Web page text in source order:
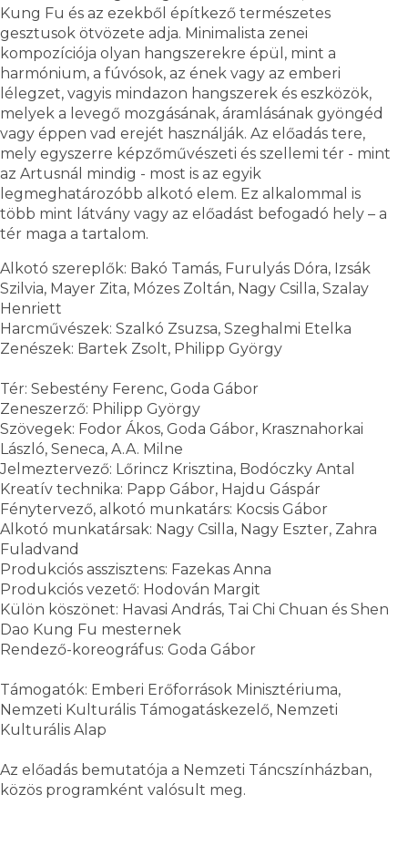
Kung Fu és az ezekből építkező természetes
gesztusok ötvözete adja. Minimalista zenei
kompozíciója olyan hangszerekre épül, mint a
harmónium, a fúvósok, az ének vagy az emberi
lélegzet, vagyis mindazon hangszerek és eszközök,
melyek a levegő mozgásának, áramlásának gyöngéd
vagy éppen vad erejét használják. Az előadás tere,
mely egyszerre képzőművészeti és szellemi tér - mint
az Artusnál mindig - most is az egyik
legmeghatározóbb alkotó elem. Ez alkalommal is
több mint látvány vagy az előadást befogadó hely – a
tér maga a tartalom.
Alkotó szereplők: Bakó Tamás, Furulyás Dóra, Izsák
Szilvia, Mayer Zita, Mózes Zoltán, Nagy Csilla, Szalay
Henriett
Harcművészek: Szalkó Zsuzsa, Szeghalmi Etelka
Zenészek: Bartek Zsolt, Philipp György
Tér: Sebestény Ferenc, Goda Gábor
Zeneszerző: Philipp György
Szövegek: Fodor Ákos, Goda Gábor, Krasznahorkai
László, Seneca, A.A. Milne
Jelmeztervező: Lőrincz Krisztina, Bodóczky Antal
Kreatív technika: Papp Gábor, Hajdu Gáspár
Fénytervező, alkotó munkatárs: Kocsis Gábor
Alkotó munkatársak: Nagy Csilla, Nagy Eszter, Zahra
Fuladvand
Produkciós asszisztens: Fazekas Anna
Produkciós vezető: Hodován Margit
Külön köszönet: Havasi András, Tai Chi Chuan és Shen
Dao Kung Fu mesternek
Rendező-koreográfus: Goda Gábor
Támogatók: Emberi Erőforrások Minisztériuma,
Nemzeti Kulturális Támogatáskezelő, Nemzeti
Kulturális Alap
Az előadás bemutatója a Nemzeti Táncszínházban,
közös programként valósult meg.